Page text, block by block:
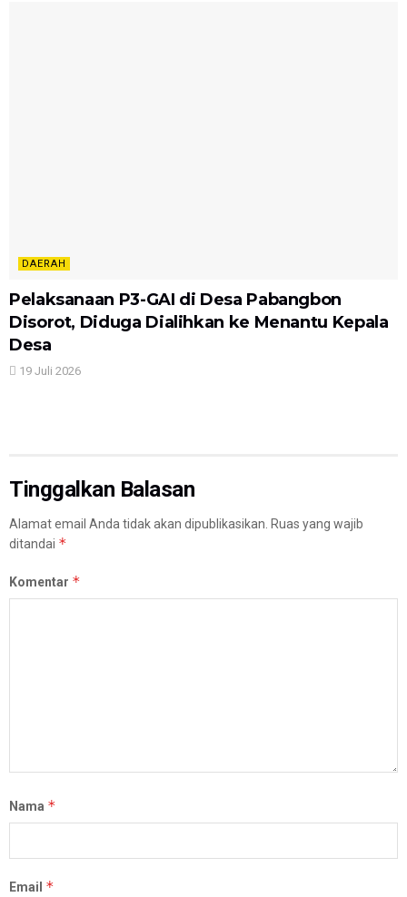
DAERAH
Pelaksanaan P3-GAI di Desa Pabangbon
Disorot, Diduga Dialihkan ke Menantu Kepala
Desa
19 Juli 2026
Tinggalkan Balasan
Alamat email Anda tidak akan dipublikasikan. Ruas yang wajib
ditandai *
Komentar *
Nama *
Email *